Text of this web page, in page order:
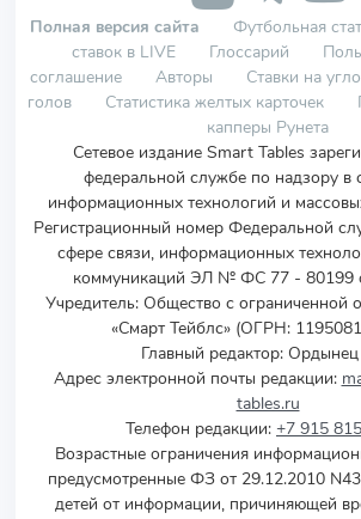
Полная версия сайта Футбольная
ставок в LIVE
Глоссарий
соглашение
Авторы Ставки на
голов
Статистика желтых карточек
капперы Рунета
Сетевое издание Smart Tables
федеральной службе по надзору в
информационных технологий и
Регистрационный номер Федеральной
сфере связи, информационных
коммуникаций ЭЛ № ФС 77 - 80199
Учредитель: Общество с ограниченной
«Смарт Тейблс» (ОГРН:
Главный редактор:
Адрес электронной почты редакции:
tables.ru
Телефон редакции: +7 915
Возрастные ограничения
предусмотренные ФЗ от 29.12.2010
детей от информации, причиняющей